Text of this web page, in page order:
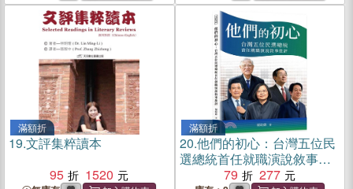
滿額折
19.文評集粹讀本
95
1520
滿額折
20.他們的初心：台灣五位民
選總統首任就職演說敘事批
79 277